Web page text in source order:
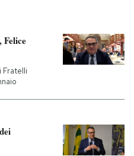
Ok Boomer!
Altrecose
Fratelli